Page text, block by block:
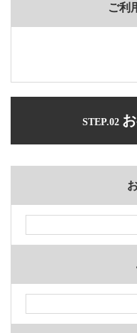
ご利
STEP.02